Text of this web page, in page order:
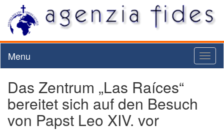
Menu
Das Zentrum „Las Raíces“
bereitet sich auf den Besuch
von Papst Leo XIV. vor